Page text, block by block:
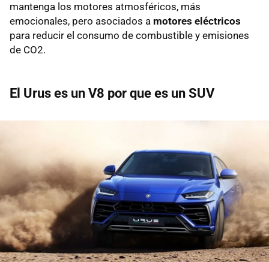
mantenga los motores atmosféricos, más
emocionales, pero asociados a motores eléctricos
para reducir el consumo de combustible y emisiones
de CO2.
El Urus es un V8 por que es un SUV